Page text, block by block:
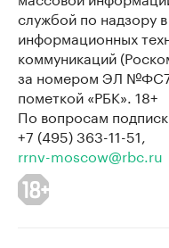
службой по надзору
информационных
коммуникаций
за номером ЭЛ
пометкой «РБК». 18+
По вопросам
+7 (495) 363-11-51,
rrnv-moscow@rbc.ru